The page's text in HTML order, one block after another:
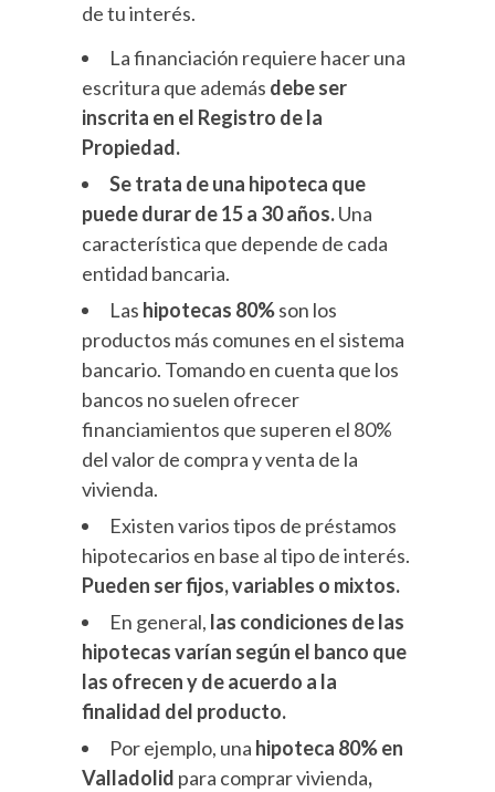
de tu interés.
La financiación requiere hacer una
escritura que además debe ser
inscrita en el Registro de la
Propiedad.
Se trata de una hipoteca que
puede durar de 15 a 30 años.Una
característica que depende de cada
entidad bancaria.
Las hipotecas 80%son los
productos más comunes en el sistema
bancario. Tomando en cuenta que los
bancos no suelen ofrecer
financiamientos que superen el 80%
del valor de compra y venta de la
vivienda.
Existen varios tipos de préstamos
hipotecarios en base al tipo de interés.
Pueden ser fijos, variables o mixtos.
En general, las condiciones de las
hipotecas varían según el banco que
las ofrecen y de acuerdo a la
finalidad del producto.
Por ejemplo, una hipoteca 80% en
Valladolid para comprar vivienda,